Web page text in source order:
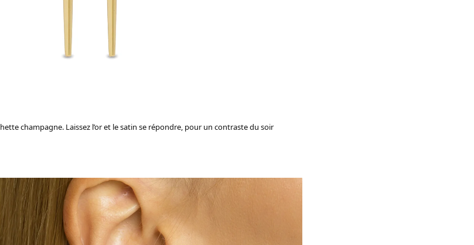
champagne. Laissez l’or et le satin se répondre, pour un contraste du soir